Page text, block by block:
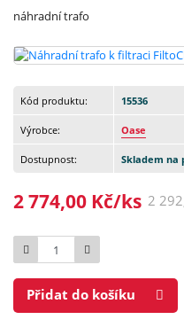
náhradní trafo
Kód produktu: 15536
Výrobce: Oase
Dostupnost: Skladem na
2 774,00 Kč/ks 2
Počet
Přidat do košíku